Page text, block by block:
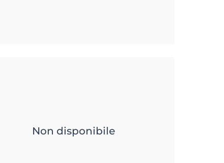
Non disponibile